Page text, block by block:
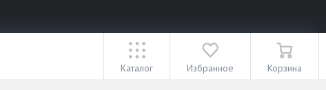
Каталог Избранное Корзина